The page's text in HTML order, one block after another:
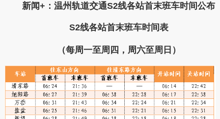
新闻+：温州轨道交通S2线各站首末班车时间公布
S2线各站首末班车时间表
（每周一至周四，周六至周日）